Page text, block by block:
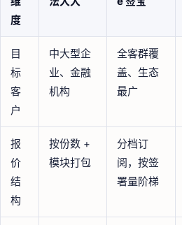
度
目
标
客
户
中大型企
业、金融
机构
全客群覆
盖、生态
最广
报
价
结
构
按份数 +
模块打包
分档订
阅，按签
署量阶梯